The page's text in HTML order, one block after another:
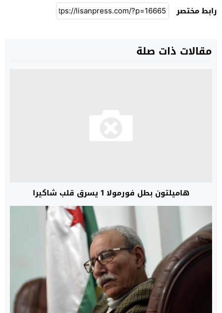
رابط مختصر
مقالات ذات صلة
هاميلتون بطل فورمولا 1 يسرق قلب شاكيرا